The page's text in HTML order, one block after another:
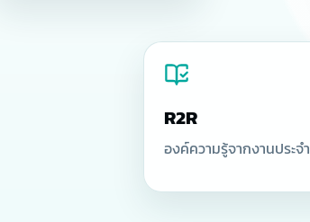
R2R
องค์ความรู้จากงานประจำ